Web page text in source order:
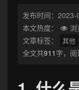
发布时间：
本文热度：
文章标签：
其他
全文共911字，